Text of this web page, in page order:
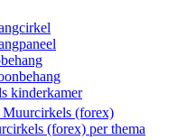
kinderkamer
(forex)
(forex) per thema